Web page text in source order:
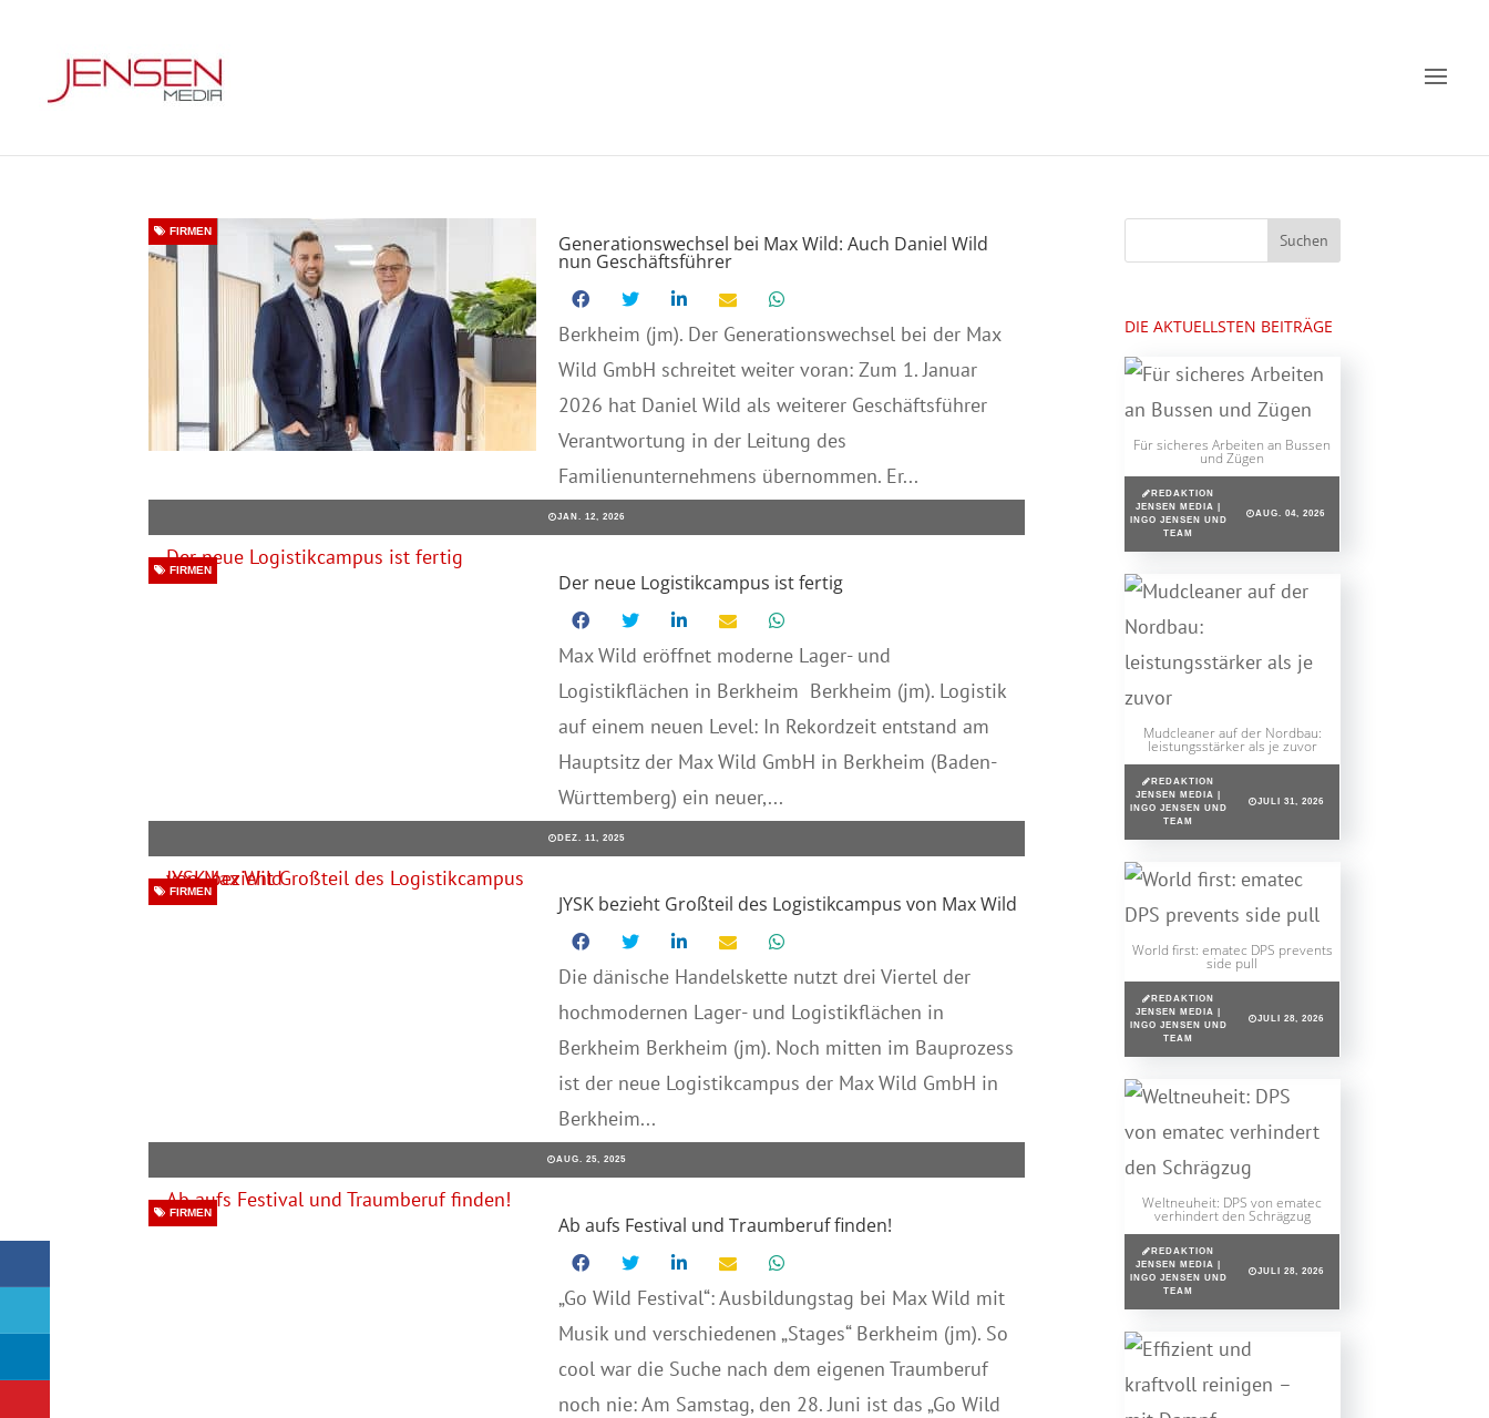
Generationswechsel bei Max Wild: Auch Daniel Wild
nun Geschäftsführer
FIRMEN
Berkheim (jm). Der Generationswechsel bei der Max
Wild GmbH schreitet weiter voran: Zum 1. Januar
2026 hat Daniel Wild als weiterer Geschäftsführer
Verantwortung in der Leitung des
Familienunternehmens übernommen. Er...
JAN. 12, 2026
Der neue Logistikcampus ist fertig
FIRMEN
Max Wild eröffnet moderne Lager- und
Logistikflächen in Berkheim Berkheim (jm). Logistik
auf einem neuen Level: In Rekordzeit entstand am
Hauptsitz der Max Wild GmbH in Berkheim (Baden-
Württemberg) ein neuer,...
DEZ. 11, 2025
JYSK bezieht Großteil des Logistikcampus von Max Wild
FIRMEN
Die dänische Handelskette nutzt drei Viertel der
hochmodernen Lager- und Logistikflächen in
Berkheim Berkheim (jm). Noch mitten im Bauprozess
ist der neue Logistikcampus der Max Wild GmbH in
Berkheim...
AUG. 25, 2025
Ab aufs Festival und Traumberuf finden!
FIRMEN
„Go Wild Festival“: Ausbildungstag bei Max Wild mit
Musik und verschiedenen „Stages“ Berkheim (jm). So
cool war die Suche nach dem eigenen Traumberuf
noch nie: Am Samstag, den 28. Juni ist das „Go Wild
DIE AKTUELLSTEN BEITRÄGE
Für sicheres Arbeiten an Bussen
und Zügen
REDAKTION
JENSEN MEDIA |
INGO JENSEN UND
TEAM
AUG. 04, 2026
Mudcleaner auf der Nordbau:
leistungsstärker als je zuvor
REDAKTION
JENSEN MEDIA |
INGO JENSEN UND
TEAM
JULI 31, 2026
World first: ematec DPS prevents
side pull
REDAKTION
JENSEN MEDIA |
INGO JENSEN UND
TEAM
JULI 28, 2026
Weltneuheit: DPS von ematec
verhindert den Schrägzug
REDAKTION
JENSEN MEDIA |
INGO JENSEN UND
TEAM
JULI 28, 2026